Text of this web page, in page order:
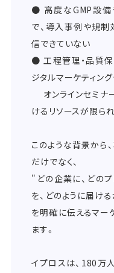
● 高度なGMP設備
で、導入事例や規
信できていない
● 工程管理・品質
ジタルマーケティン
オンラインセミナ
けるリソースが限ら
このような背景から
だけでなく、
"どの企業に、どの
を、どのように届け
を明確に伝えるマー
ます。
イプロスは、180万